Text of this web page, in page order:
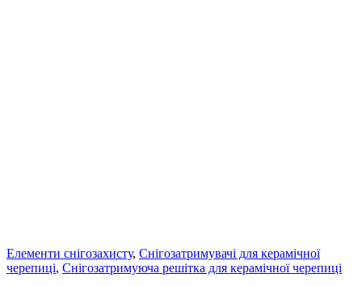
Елементи снігозахисту, Снігозатримувачі для керамічної
черепиці, Снігозатримуюча решітка для керамічної черепиці